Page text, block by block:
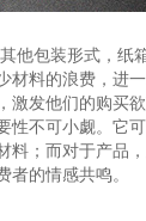
他包装形式，纸
料的浪费，进
发他们的购买
不可小觑。它
；而对于产品
的情感共鸣。